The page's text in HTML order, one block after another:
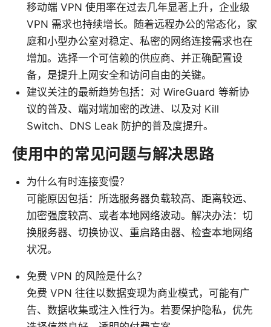
移动端 VPN 使用率在过去几年显著上升，企业级
VPN 需求也持续增长。随着远程办公的常态化，家
庭和小型办公室对稳定、私密的网络连接需求也在
增加。选择一个可信赖的供应商、并正确配置设
备，是提升上网安全和访问自由的关键。
建议关注的最新趋势包括：对 WireGuard 等新协
议的普及、端对端加密的改进、以及对 Kill
Switch、DNS Leak 防护的普及度提升。
使用中的常见问题与解决思路
为什么有时连接变慢？
可能原因包括：所选服务器负载较高、距离较远、
加密强度较高、或者本地网络波动。解决办法：切
换服务器、切换协议、重启路由器、检查本地网络
状况。
免费 VPN 的风险是什么？
免费 VPN 往往以数据变现为商业模式，可能有广
告、数据收集或注入性行为。若要保护隐私，优先